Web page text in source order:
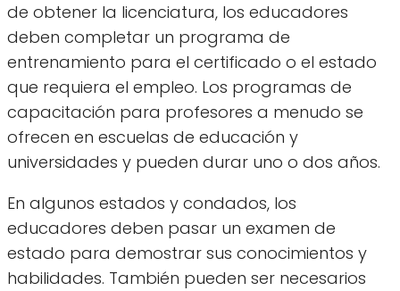
de obtener la licenciatura, los educadores
deben completar un programa de
entrenamiento para el certificado o el estado
que requiera el empleo. Los programas de
capacitación para profesores a menudo se
ofrecen en escuelas de educación y
universidades y pueden durar uno o dos años.
En algunos estados y condados, los
educadores deben pasar un examen de
estado para demostrar sus conocimientos y
habilidades. También pueden ser necesarios